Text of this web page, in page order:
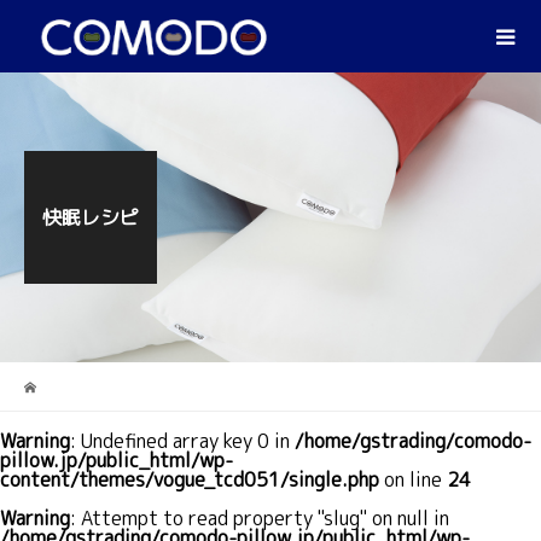
快眠レシピ
Warning: Undefined array key 0 in /home/gstrading/comodo-
pillow.jp/public_html/wp-
content/themes/vogue_tcd051/single.phpon line 24
Warning: Attempt to read property "slug" on null in